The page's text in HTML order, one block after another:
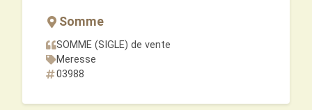
Somme
SOMME (SIGLE) de vente
Meresse
03988